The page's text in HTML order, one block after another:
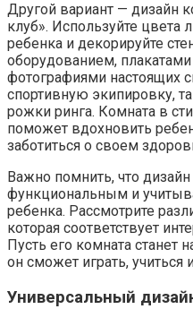
Другой вариант — дизайн
клуб». Используйте
ребенка и декорируйте
оборудованием,
фотографиями настоящих
спортивную экипировку,
рожки ринга. Комната в
поможет вдохновить
заботиться о своем
Важно помнить, что
функциональным и
ребенка. Рассмотрите
которая соответствует
Пусть его комната станет
он сможет играть, учиться
Универсальный